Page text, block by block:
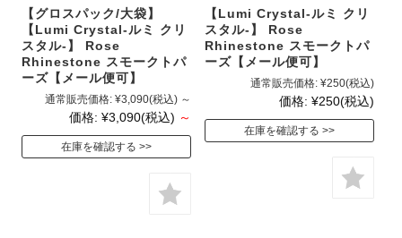
【グロスパック/大袋】
【Lumi Crystal-ルミ クリ
スタル-】 Rose
Rhinestone スモークトパ
ーズ【メール便可】
通常販売価格: ¥3,090(税込) ～
価格: ¥3,090(税込) ～
在庫を確認する
【Lumi Crystal-ルミ クリ
スタル-】 Rose
Rhinestone スモークトパ
ーズ【メール便可】
通常販売価格: ¥250(税込)
価格: ¥250(税込)
在庫を確認する